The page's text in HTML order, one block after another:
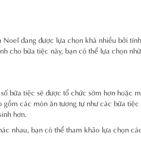
đang được lựa chọn khá nhiều bởi
cho bữa tiệc này, bạn có thể lựa chọn
bữa tiệc sẽ được tổ chức sớm hơn hoặc
các món ăn tương tự như các bữa tiệc
hơn.
nhau, bạn có thể tham khảo lựa chọn